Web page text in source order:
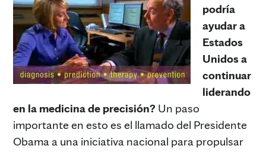
podría
ayudar a
Estados
Unidos a
continuar
liderando
en la medicina de precisión? Un paso
importante en esto es el llamado del Presidente
Obama a una iniciativa nacional para propulsar